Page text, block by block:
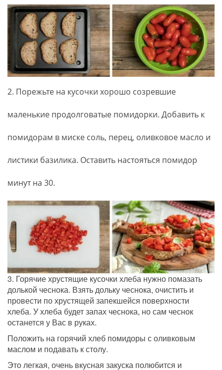
2. Порежьте на кусочки хорошо созревшие
маленькие продолговатые помидорки. Добавить к
помидорам в миске соль, перец, оливковое масло и
листики базилика. Оставить настояться помидор
минут на 30.
3. Горячие хрустящие кусочки хлеба нужно помазать
долькой чеснока. Взять дольку чеснока, очистить и
провести по хрустящей запекшейся поверхности
хлеба. У хлеба будет запах чеснока, но сам чеснок
останется у Вас в руках.
Положить на горячий хлеб помидоры с оливковым
маслом и подавать к столу.
Это легкая, очень вкусная закуска полюбится и